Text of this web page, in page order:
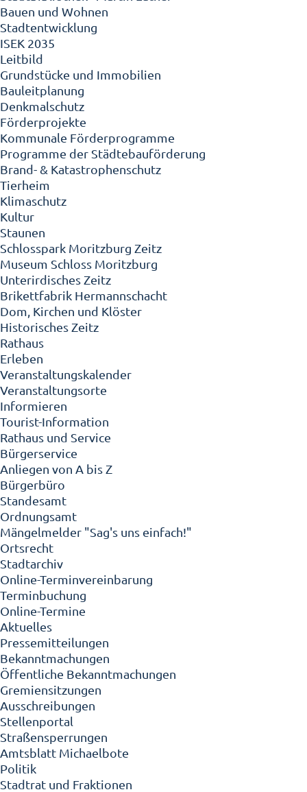
Bauen und Wohnen
Stadtentwicklung
ISEK 2035
Leitbild
Grundstücke und Immobilien
Bauleitplanung
Denkmalschutz
Förderprojekte
Kommunale Förderprogramme
Programme der Städtebauförderung
Brand- & Katastrophenschutz
Tierheim
Klimaschutz
Kultur
Staunen
Schlosspark Moritzburg Zeitz
Museum Schloss Moritzburg
Unterirdisches Zeitz
Brikettfabrik Hermannschacht
Dom, Kirchen und Klöster
Historisches Zeitz
Rathaus
Erleben
Veranstaltungskalender
Veranstaltungsorte
Informieren
Tourist-Information
Rathaus und Service
Bürgerservice
Anliegen von A bis Z
Bürgerbüro
Standesamt
Ordnungsamt
Mängelmelder "Sag's uns einfach!"
Ortsrecht
Stadtarchiv
Online-Terminvereinbarung
Terminbuchung
Online-Termine
Aktuelles
Pressemitteilungen
Bekanntmachungen
Öffentliche Bekanntmachungen
Gremiensitzungen
Ausschreibungen
Stellenportal
Straßensperrungen
Amtsblatt Michaelbote
Politik
Stadtrat und Fraktionen